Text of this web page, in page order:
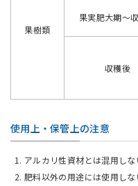
果樹類
果実肥大期～
収穫後
使用上・保管上の注意
アルカリ性資材とは混用しな
肥料以外の用途には使用しな